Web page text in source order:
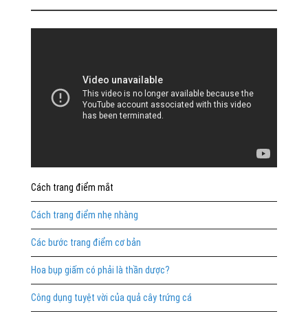
Cách trang điểm mắt
Cách trang điểm nhẹ nhàng
Các bước trang điểm cơ bản
Hoa bụp giấm có phải là thần dược?
Công dụng tuyệt vời của quả cây trứng cá